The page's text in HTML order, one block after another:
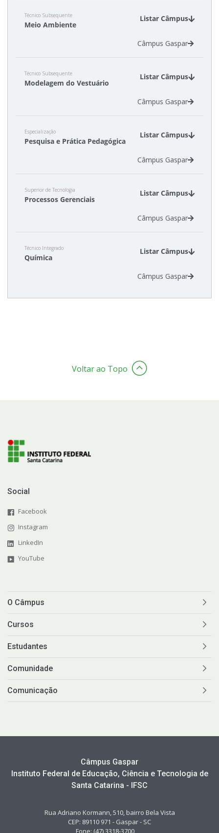
Técnico Subsequente
Meio Ambiente
Listar Câmpus
Câmpus Gaspar
Técnico Subsequente
Modelagem do Vestuário
Listar Câmpus
Câmpus Gaspar
Especialização
Pesquisa e Prática Pedagógica
Listar Câmpus
Câmpus Gaspar
Superior de Tecnologia
Processos Gerenciais
Listar Câmpus
Câmpus Gaspar
Técnico Integrado
Química
Listar Câmpus
Câmpus Gaspar
Voltar ao Topo
Social
Facebook
Instagram
LinkedIn
YouTube
O Câmpus
Cursos
Estudantes
Comunidade
Comunicação
Câmpus Gaspar
Instituto Federal de Educação, Ciência e Tecnologia de
Santa Catarina - IFSC
Rua Adriano Kormann, 510, bairro Bela Vista
CEP: 89110 971 - Gaspar - SC
Fone: (47) 3318-3700